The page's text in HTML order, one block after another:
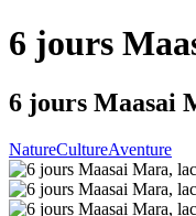
6 jours
6 jours Maasai
NatureCultureAventure